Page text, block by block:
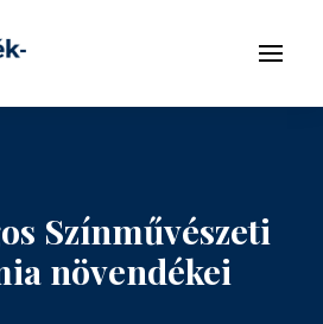
Menü
Színművészeti
növendékei